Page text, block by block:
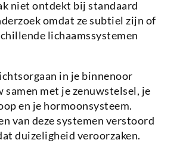
niet ontdekt bij standaard
omdat ze subtiel zijn of
lichaamssystemen
in je binnenoor
samen met je zenuwstelsel, je
en je hormoonsysteem.
van deze systemen verstoord
duizeligheid veroorzaken.